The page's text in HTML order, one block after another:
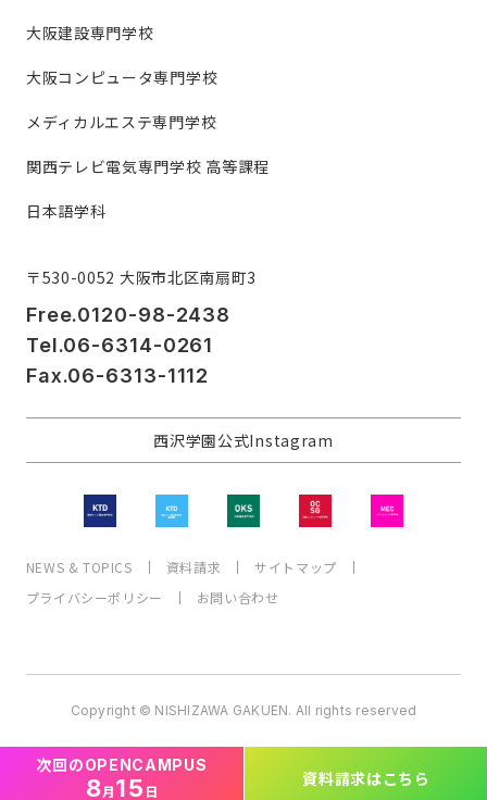
大阪建設専門学校
大阪コンピュータ専門学校
メディカルエステ専門学校
関西テレビ電気専門学校 高等課程
日本語学科
〒530-0052 大阪市北区南扇町3
Free.0120-98-2438
Tel.06-6314-0261
Fax.06-6313-1112
西沢学園公式Instagram
NEWS & TOPICS 資料請求
サイトマップ
プライバシーポリシー
お問い合わせ
Copyright © NISHIZAWA GAKUEN. All rights reserved
次回のOPENCAMPUS
8月 15 日
資料請求はこちら